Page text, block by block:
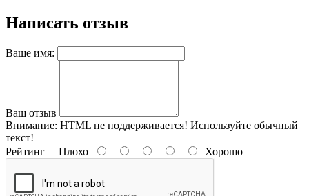
Написать отзыв
Ваше имя:
Ваш отзыв
Внимание: HTML не поддерживается! Используйте обычный
текст!
Рейтинг Плохо Хорошо